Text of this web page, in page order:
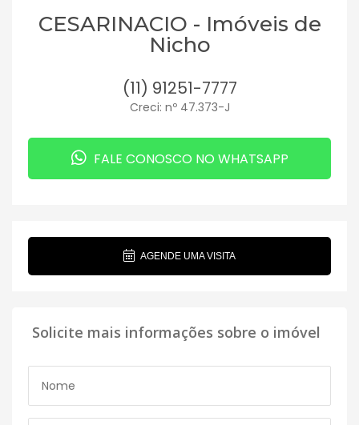
CESARINACIO - Imóveis de
Nicho
(11) 91251-7777
Creci: nº 47.373-J
FALE CONOSCO NO WHATSAPP
AGENDE UMA VISITA
Solicite mais informações sobre o imóvel